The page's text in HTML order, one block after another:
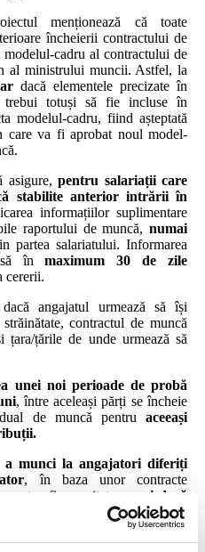
menționează că toate
încheierii contractului de
cadru al contractului de
al ministrului muncii. Astfel, la
dacă elementele precizate în
trebui totuși să fie incluse în
modelul-cadru, fiind așteptată
care va fi aprobat noul model-
asigure,pentru salariații care
stabilite anterior intrării în
informațiilor suplimentare
raportului de muncă, numai
partea salariatului. Informarea
înmaximum 30 de zile
cererii.
angajatul urmează să își
contractul de muncă
țara/țările de unde urmează să
unei noi perioade de probă
, între aceleași părți se încheie
de muncă pentru aceeași
munci la angajatori diferiți
, în baza unor contracte
putea fi exercitat
numai dacă
a programului de muncă. Se
angajator nu poate aplica un
care își exercită acest